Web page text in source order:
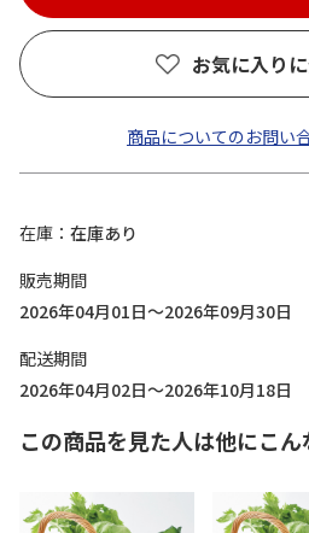
お気に入り
商品についてのお問い
在庫
在庫あり
販売期間
2026年04月01日～2026年09月30日
配送期間
2026年04月02日～2026年10月18日
この商品を見た人は他にこ